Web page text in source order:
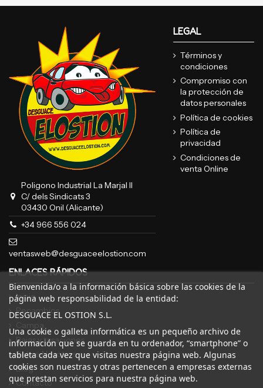
Poligono Industrial La Marjal II
C/ dels Sindicats 3
03430 Onil (Alicante)
+34 966 556 024
ventasweb@desguaceelostion.com
LEGAL
Términos y
condiciones
Compromiso con
la protección de
datos personales
Política de cookies
Política de
privacidad
Condiciones de
venta Online
ENLACES RÁPIDOS
Inicio
Recambios
Bajas y tasaciones
Sobre Nosotros
Blog
Contacto
Bienvenida/o a la información básica sobre las cookies de la
página web responsabilidad de la entidad:
DESGUACE EL OSTION S.L.
Una cookie o galleta informática es un pequeño archivo de
información que se guarda en tu ordenador, “smartphone” o
tableta cada vez que visitas nuestra página web. Algunas
cookies son nuestras y otras pertenecen a empresas externas
que prestan servicios para nuestra página web.